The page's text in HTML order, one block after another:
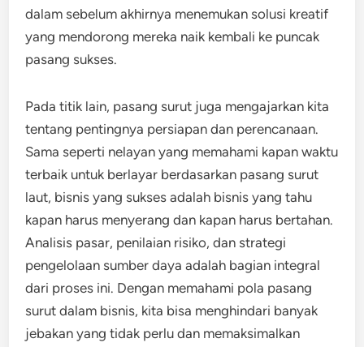
dalam sebelum akhirnya menemukan solusi kreatif
yang mendorong mereka naik kembali ke puncak
pasang sukses.
Pada titik lain, pasang surut juga mengajarkan kita
tentang pentingnya persiapan dan perencanaan.
Sama seperti nelayan yang memahami kapan waktu
terbaik untuk berlayar berdasarkan pasang surut
laut, bisnis yang sukses adalah bisnis yang tahu
kapan harus menyerang dan kapan harus bertahan.
Analisis pasar, penilaian risiko, dan strategi
pengelolaan sumber daya adalah bagian integral
dari proses ini. Dengan memahami pola pasang
surut dalam bisnis, kita bisa menghindari banyak
jebakan yang tidak perlu dan memaksimalkan